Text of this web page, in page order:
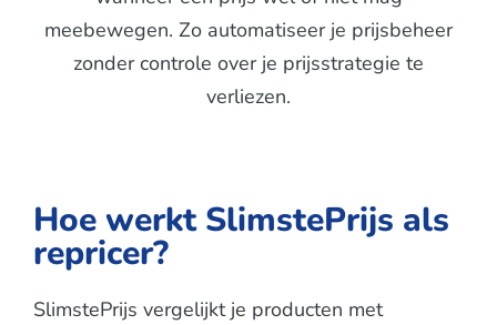
meebewegen. Zo automatiseer je prijsbeheer
zonder controle over je prijsstrategie te
verliezen.
Hoe werkt SlimstePrijs als
repricer?
SlimstePrijs vergelijkt je producten met